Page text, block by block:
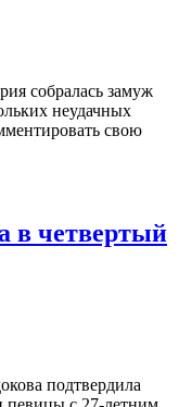
собралась замуж
неудачных
свою
в четвертый
подтвердила